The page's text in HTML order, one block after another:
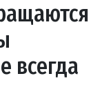
всегда